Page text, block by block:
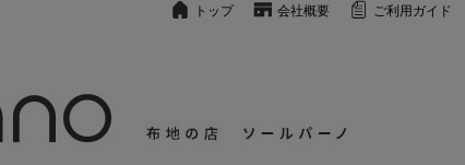
トップ 会社概要 ご利用ガイド